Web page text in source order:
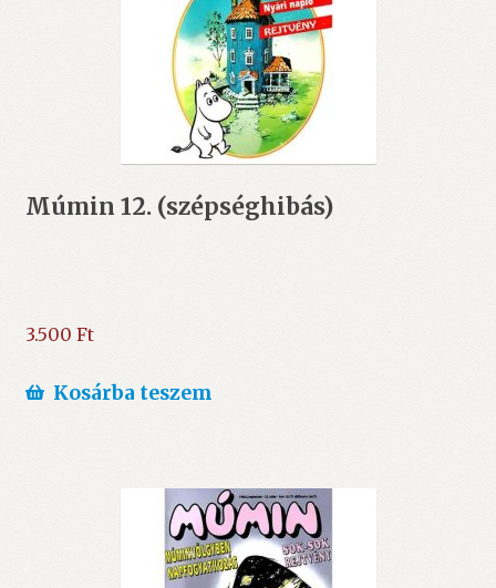
Múmin 12. (szépséghibás)
3.500 Ft
Kosárba teszem